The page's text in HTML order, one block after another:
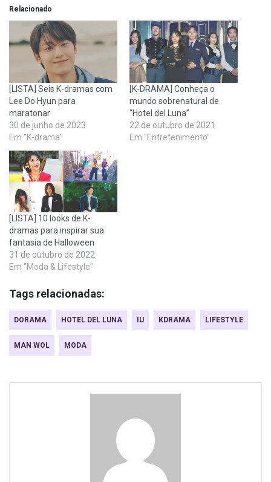
Relacionado
[LISTA] Seis K-dramas com
Lee Do Hyun para
maratonar
30 de junho de 2023
Em "K-drama"
[K-DRAMA] Conheça o
mundo sobrenatural de
“Hotel del Luna”
22 de outubro de 2021
Em "Entretenimento"
[LISTA] 10 looks de K-
dramas para inspirar sua
fantasia de Halloween
31 de outubro de 2022
Em "Moda & Lifestyle"
Tags relacionadas:
DORAMA HOTEL DEL LUNA IU KDRAMA LIFESTYLE
MAN WOL MODA